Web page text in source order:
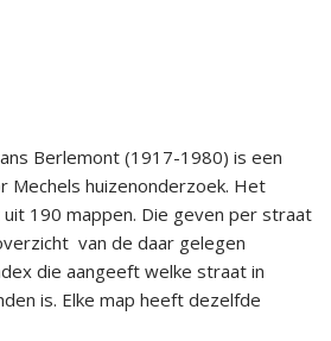
Berlemont (1917-1980) is een
Mechels huizenonderzoek. Het
190 mappen. Die geven per straat
van de daar gelegen
die aangeeft welke straat in
is. Elke map heeft dezelfde